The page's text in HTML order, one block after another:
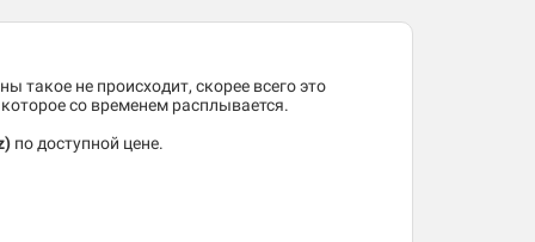
такое не происходит, скорее всего это
со временем расплывается.
по доступной цене.